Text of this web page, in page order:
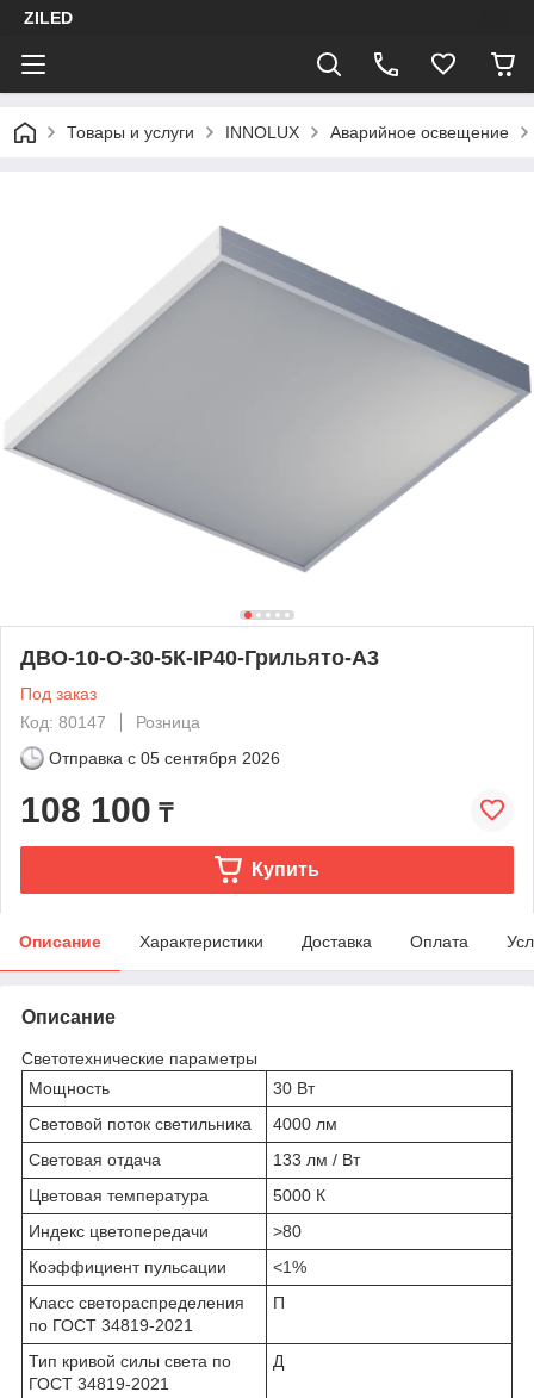
ZILED
Товары и услуги INNOLUX Аварийное освещение
ДВО-10-О-30-5К-IP40-Грильято-А3
Под заказ
Код: 80147
Розница
Отправка с 05 сентября 2026
108 100 ₸
Купить
Описание Характеристики Доставка Оплата
Описание
Светотехнические параметры
Мощность
30 Вт
Световой поток светильника
4000 лм
Световая отдача
133 лм / Вт
Цветовая температура
5000 К
Индекс цветопередачи
>80
Коэффициент пульсации
<1%
Класс светораспределения
по ГОСТ 34819-2021
П
Тип кривой силы света по
ГОСТ 34819-2021
Д